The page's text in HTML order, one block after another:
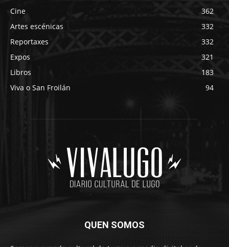
Cine
362
Artes escénicas
332
Reportaxes
332
Expos
321
Libros
183
Viva o San Froilán
94
QUEN SOMOS